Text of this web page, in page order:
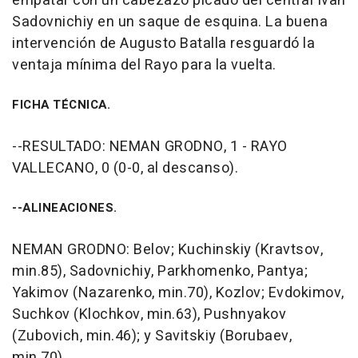
Sadovnichiy en un saque de esquina. La buena
intervención de Augusto Batalla resguardó la
ventaja mínima del Rayo para la vuelta.
FICHA TÉCNICA.
--RESULTADO: NEMAN GRODNO, 1 - RAYO
VALLECANO, 0 (0-0, al descanso).
--ALINEACIONES.
NEMAN GRODNO: Belov; Kuchinskiy (Kravtsov,
min.85), Sadovnichiy, Parkhomenko, Pantya;
Yakimov (Nazarenko, min.70), Kozlov; Evdokimov,
Suchkov (Klochkov, min.63), Pushnyakov
(Zubovich, min.46); y Savitskiy (Borubaev,